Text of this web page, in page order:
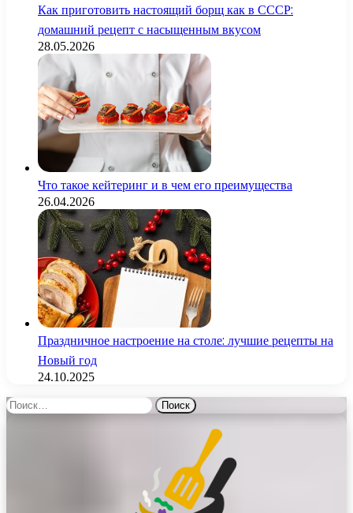
Как приготовить настоящий борщ как в СССР:
домашний рецепт с насыщенным вкусом
28.05.2026
Что такое кейтеринг и в чем его преимущества
26.04.2026
Праздничное настроение на столе: лучшие рецепты на
Новый год
24.10.2025
Найти: